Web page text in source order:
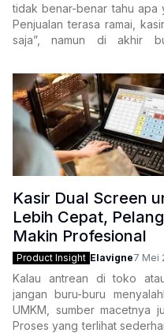
tidak benar-benar tahu apa
Penjualan terasa ramai,
saja”, namun di akhir
Kasir Dual Screen
Lebih Cepat,
Makin Profesional
Product Insight Elavigne7 Mei
Kalau antrean di toko
jangan buru-buru
UMKM, sumber macetnya
Proses yang terlihat